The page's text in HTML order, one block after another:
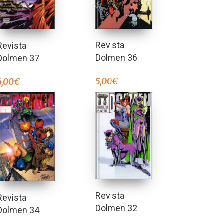
37
€
Revista
Dolmen 36
5,00€
34
Revista
Dolmen 32